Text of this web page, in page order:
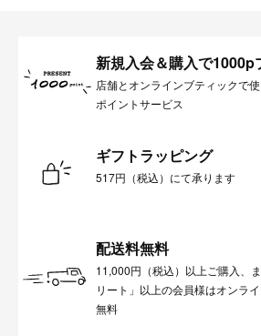
新規入会＆購入で1000p
店舗とオンラインブティックで
ポイントサービス
ギフトラッピング
517円（税込）にて承ります
配送料無料
11,000円（税込）以上ご購入、
リート」以上の会員様はオンラ
無料